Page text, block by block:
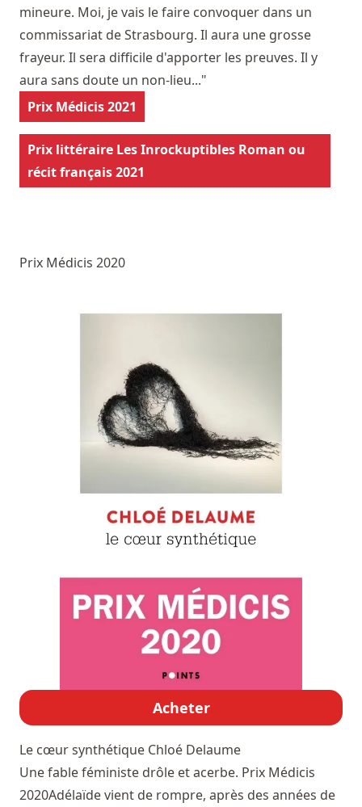
mineure. Moi, je vais le faire convoquer dans un
commissariat de Strasbourg. Il aura une grosse
frayeur. Il sera difficile d'apporter les preuves. Il y
aura sans doute un non-lieu..."
Prix Médicis 2021
Prix littéraire Les Inrockuptibles Roman ou
récit français 2021
Prix Médicis 2020
Acheter
Le cœur synthétique Chloé Delaume
Une fable féministe drôle et acerbe. Prix Médicis
2020Adélaïde vient de rompre, après des années de